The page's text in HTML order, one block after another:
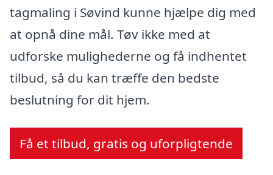
tagmaling i Søvind kunne hjælpe dig med
at opnå dine mål. Tøv ikke med at
udforske mulighederne og få indhentet
tilbud, så du kan træffe den bedste
beslutning for dit hjem.
Få et tilbud, gratis og uforpligtende